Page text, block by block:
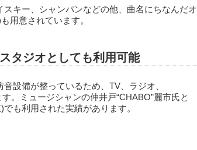
キー、シャンパンなどの他、曲名にちなんだオ
用意されています。
タジオとしても利用可能
設備が整っているため、TV、ラジオ、
。ミュージシャンの仲井戸“CHABO”麗市氏と
も利用された実績があります。